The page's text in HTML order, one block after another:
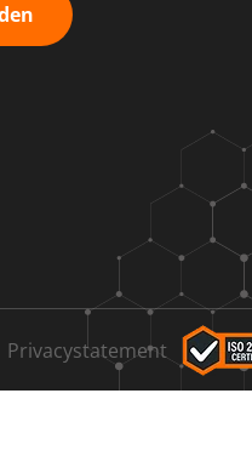
Privacystatement